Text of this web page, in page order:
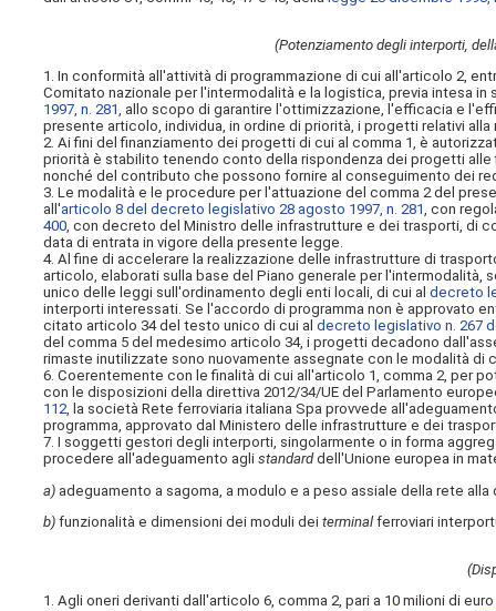
(Potenziamento degli interporti,
1. In conformità all'attività di programmazione di cui all'articolo 2,
Comitato nazionale per l'intermodalità e la logistica, previa intesa in
1997, n. 281, allo scopo di garantire l'ottimizzazione, l'efficacia e
presente articolo, individua, in ordine di priorità, i progetti relativi
2. Ai fini del finanziamento dei progetti di cui al comma 1, è
priorità è stabilito tenendo conto della rispondenza dei progetti
nonché del contributo che possono fornire al conseguimento dei
3. Le modalità e le procedure per l'attuazione del comma 2 del
all'articolo 8 del decreto legislativo 28 agosto 1997, n. 281, con
400, con decreto del Ministro delle infrastrutture e dei trasporti, di
data di entrata in vigore della presente legge.
4. Al fine di accelerare la realizzazione delle infrastrutture di
articolo, elaborati sulla base del Piano generale per
unico delle leggi sull'ordinamento degli enti locali, di cui aldecreto
interporti interessati. Se l'accordo di programma non è approvato
citato articolo 34 del testo unico di cui aldecreto legislativo n. 267
delcomma 5 del medesimo articolo 34, i progetti decadono
rimaste inutilizzate sono nuovamente assegnate con le modalità di
6. Coerentemente con le finalità di cui all'articolo 1, comma 2, per
con le disposizioni della direttiva 2012/34/UE del Parlamento
112, la società Rete ferroviaria italiana Spa provvede
programma, approvato dal Ministero delle infrastrutture e dei
7. I soggetti gestori degli interporti, singolarmente o in forma
procedere all'adeguamento aglistandarddell'Unione europea in
a) adeguamento a sagoma, a modulo e a peso assiale della rete alla
b) funzionalità e dimensioni dei moduli deiterminal ferroviari
1. Agli oneri derivanti dall'articolo 6, comma 2, pari a 10 milioni di